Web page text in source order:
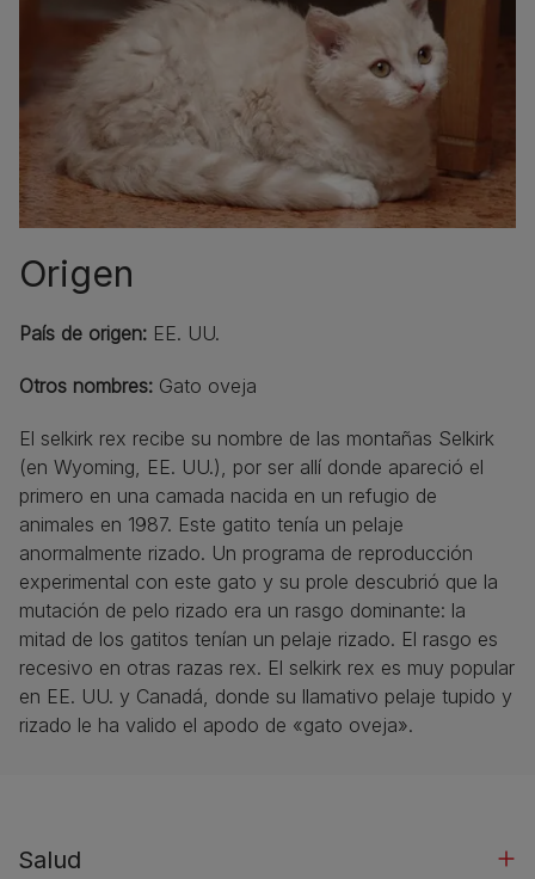
Origen
País de origen: EE. UU.
Otros nombres: Gato oveja
El selkirk rex recibe su nombre de las montañas Selkirk
(en Wyoming, EE. UU.), por ser allí donde apareció el
primero en una camada nacida en un refugio de
animales en 1987. Este gatito tenía un pelaje
anormalmente rizado. Un programa de reproducción
experimental con este gato y su prole descubrió que la
mutación de pelo rizado era un rasgo dominante: la
mitad de los gatitos tenían un pelaje rizado. El rasgo es
recesivo en otras razas rex. El selkirk rex es muy popular
en EE. UU. y Canadá, donde su llamativo pelaje tupido y
rizado le ha valido el apodo de «gato oveja».
Salud